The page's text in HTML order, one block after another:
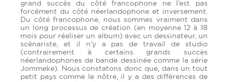
grand succès du côté francophone ne l’est pas
forcément du côté néerlandophone et inversement.
Du côté francophone, nous sommes vraiment dans
un long processus de création (en moyenne 12 à 18
mois pour réaliser un album) avec un dessinateur, un
scénariste, et il n’y a pas de travail de studio
(contrairement à certains grands succès
néerlandophones de bande dessinée comme la série
Jommeke). Nous constatons donc que, dans un tout
petit pays comme le nôtre, il y a des différences de